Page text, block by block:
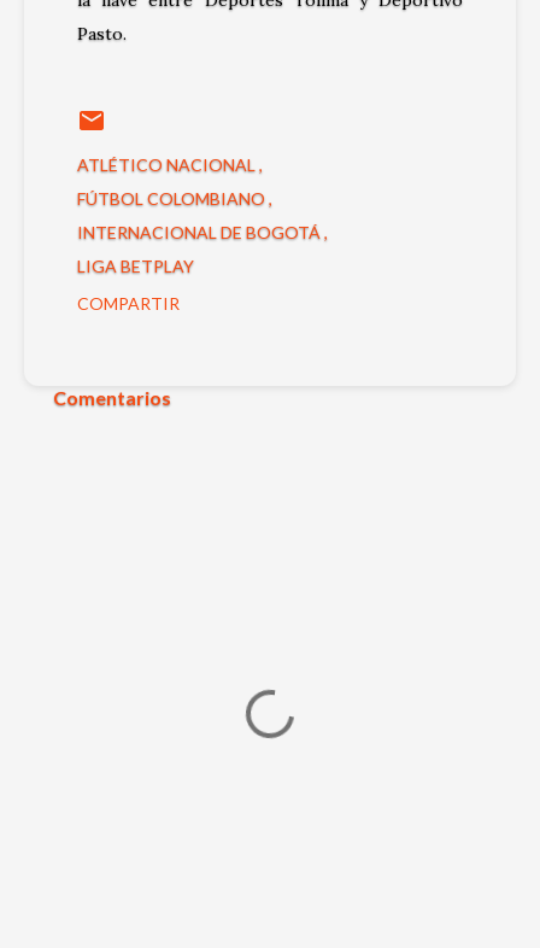
Pasto.
ATLÉTICO NACIONAL
FÚTBOL COLOMBIANO
INTERNACIONAL DE BOGOTÁ
LIGA BETPLAY
COMPARTIR
Comentarios